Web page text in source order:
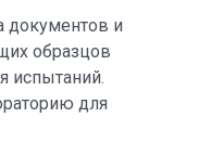
документов и
образцов
испытаний.
для